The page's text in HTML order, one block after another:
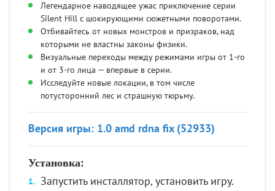
Легендарное наводящее ужас приключение серии
Silent Hill с шокирующими сюжетными поворотами.
Отбивайтесь от новых монстров и призраков, над
которыми не властны законы физики.
Визуальные переходы между режимами игры от 1-го
и от 3-го лица — впервые в серии.
Исследуйте новые локации, в том числе
потусторонний лес и страшную тюрьму.
Версия игры: 1.0 amd rdna fix (52933)
Установка:
Запустить инсталлятор, установить игру.